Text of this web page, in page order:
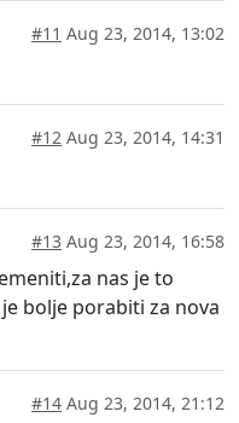
#11 Aug 23, 2014, 13:02
#12 Aug 23, 2014, 14:31
#13 Aug 23, 2014, 16:58
nas je to
bolje porabiti za nova
#14 Aug 23, 2014, 21:12